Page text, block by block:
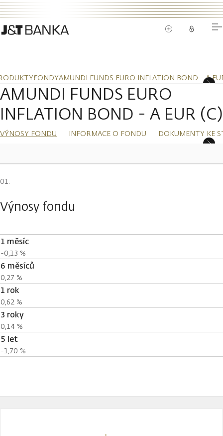
FONDYAMUNDI FUNDS EURO INFLATION BOND - A
AMUNDI FUNDS EURO
INFLATION BOND - A EUR (C)
VÝNOSY FONDU INFORMACE O FONDU DOKUMENTY KE
Výnosy fondu
1 měsíc
-0,13 %
6 měsíců
0,27 %
1 rok
0,62 %
3 roky
0,14 %
5 let
-1,70 %